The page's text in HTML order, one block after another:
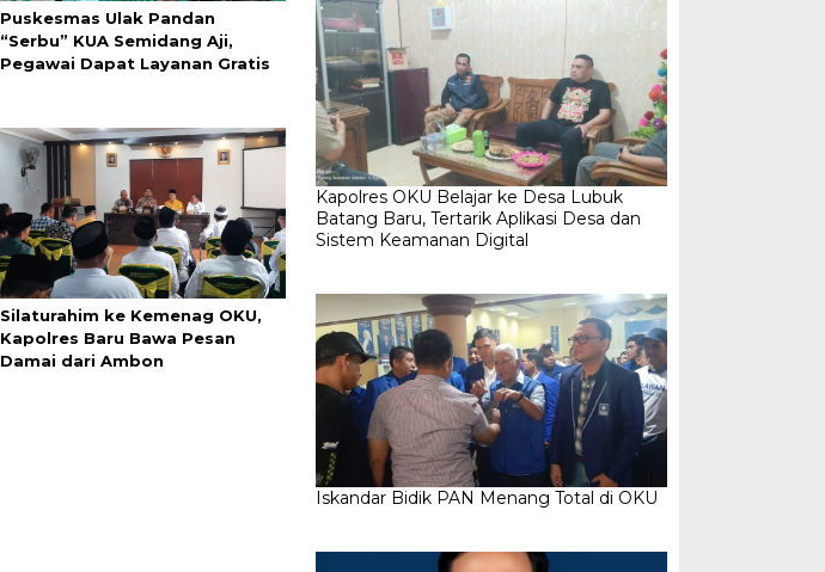
Puskesmas Ulak Pandan
“Serbu” KUA Semidang Aji,
Pegawai Dapat Layanan Gratis
Silaturahim ke Kemenag OKU,
Kapolres Baru Bawa Pesan
Damai dari Ambon
Kapolres OKU Belajar ke Desa Lubuk
Batang Baru, Tertarik Aplikasi Desa dan
Sistem Keamanan Digital
Iskandar Bidik PAN Menang Total di OKU